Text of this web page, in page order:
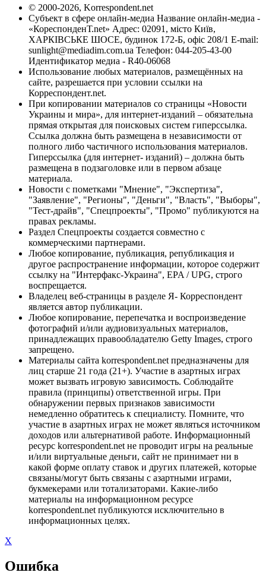
© 2000-2026, Korrespondent.net
Субъект в сфере онлайн-медиа Название онлайн-медиа -
«КореспонденТ.net» Адрес: 02091, місто Київ,
ХАРКІВСЬКЕ ШОСЕ, будинок 172-Б, офіс 208/1 E-mail:
sunlight@mediadim.com.ua Телефон: 044-205-43-00
Идентификатор медиа - R40-06068
Использование любых материалов, размещённых на
сайте, разрешается при условии ссылки на
Корреспондент.net.
При копировании материалов со страницы «Новости
Украины и мира», для интернет-изданий – обязательна
прямая открытая для поисковых систем гиперссылка.
Ссылка должна быть размещена в независимости от
полного либо частичного использования материалов.
Гиперссылка (для интернет- изданий) – должна быть
размещена в подзаголовке или в первом абзаце
материала.
Новости с пометками "Мнение", "Экспертиза",
"Заявление", "Регионы", "Деньги", "Власть", "Выборы",
"Тест-драйв", "Спецпроекты", "Промо" публикуются на
правах рекламы.
Раздел Спецпроекты создается совместно с
коммерческими партнерами.
Любое копирование, публикация, републикация и
другое распространение информации, которое содержит
ссылку на "Интерфакс-Украина", EPA / UPG, строго
воспрещается.
Владелец веб-страницы в разделе Я- Корреспондент
является автор публикации.
Любое копирование, перепечатка и воспроизведение
фотографий и/или аудиовизуальных материалов,
принадлежащих правообладателю Getty Images, строго
запрещено.
Материалы сайта korrespondent.net предназначены для
лиц старше 21 года (21+). Участие в азартных играх
может вызвать игровую зависимость. Соблюдайте
правила (принципы) ответственной игры. При
обнаружении первых признаков зависимости
немедленно обратитесь к специалисту. Помните, что
участие в азартных играх не может являться источником
доходов или альтернативой работе. Информационный
ресурс korrespondent.net не проводит игры на реальные
и/или виртуальные деньги, сайт не принимает ни в
какой форме оплату ставок и других платежей, которые
связаны/могут быть связаны с азартными играми,
букмекерами или тотализаторами. Какие-либо
материалы на информационном ресурсе
korrespondent.net публикуются исключительно в
информационных целях.
X
Ошибка